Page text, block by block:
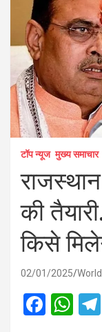
टॉप न्यूज मुख्य समाचार
की
किसे
02/01/2025
F
W